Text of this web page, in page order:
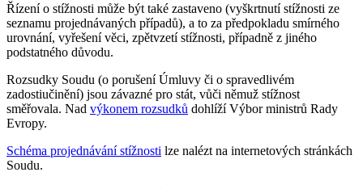
Řízení o stížnosti může být také zastaveno (vyškrtnutí stížnosti ze
seznamu projednávaných případů), a to za předpokladu smírného
urovnání, vyřešení věci, zpětvzetí stížnosti, případně z jiného
podstatného důvodu.
Rozsudky Soudu (o porušení Úmluvy či o spravedlivém
zadostiučinění) jsou závazné pro stát, vůči němuž stížnost
směřovala. Nad výkonem rozsudků dohlíží Výbor ministrů Rady
Evropy.
Schéma projednávání stížnosti lze nalézt na internetových stránkách
Soudu.